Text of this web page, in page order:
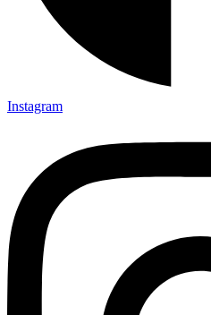
Instagram